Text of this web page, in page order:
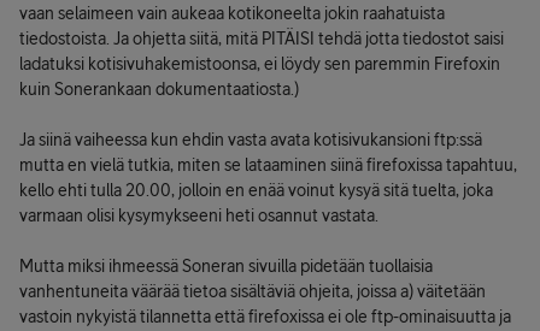
vaan selaimeen vain aukeaa kotikoneelta jokin raahatuista
tiedostoista. Ja ohjetta siitä, mitä PITÄISI tehdä jotta tiedostot saisi
ladatuksi kotisivuhakemistoonsa, ei löydy sen paremmin Firefoxin
kuin Sonerankaan dokumentaatiosta.)
Ja siinä vaiheessa kun ehdin vasta avata kotisivukansioni ftp:ssä
mutta en vielä tutkia, miten se lataaminen siinä firefoxissa tapahtuu,
kello ehti tulla 20.00, jolloin en enää voinut kysyä sitä tuelta, joka
varmaan olisi kysymykseeni heti osannut vastata.
Mutta miksi ihmeessä Soneran sivuilla pidetään tuollaisia
vanhentuneita väärää tietoa sisältäviä ohjeita, joissa a) väitetään
vastoin nykyistä tilannetta että firefoxissa ei ole ftp-ominaisuutta ja